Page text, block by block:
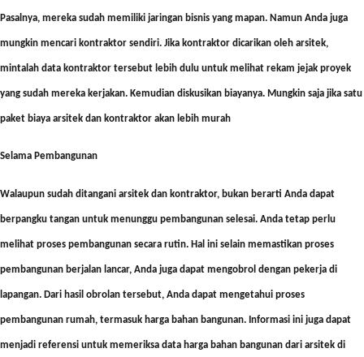
Pasalnya, mereka sudah memiliki jaringan bisnis yang mapan. Namun Anda juga
mungkin mencari kontraktor sendiri. Jika kontraktor dicarikan oleh arsitek,
mintalah data kontraktor tersebut lebih dulu untuk melihat rekam jejak proyek
yang sudah mereka kerjakan. Kemudian diskusikan biayanya. Mungkin saja jika satu
paket biaya arsitek dan kontraktor akan lebih murah
Selama Pembangunan
Walaupun sudah ditangani arsitek dan kontraktor, bukan berarti Anda dapat
berpangku tangan untuk menunggu pembangunan selesai. Anda tetap perlu
melihat proses pembangunan secara rutin. Hal ini selain memastikan proses
pembangunan berjalan lancar, Anda juga dapat mengobrol dengan pekerja di
lapangan. Dari hasil obrolan tersebut, Anda dapat mengetahui proses
pembangunan rumah, termasuk harga bahan bangunan. Informasi ini juga dapat
menjadi referensi untuk memeriksa data harga bahan bangunan dari arsitek di